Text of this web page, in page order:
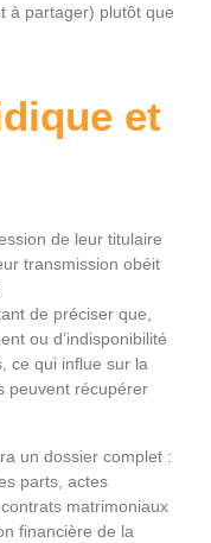
à partager) plutôt que
et
de leur titulaire
transmission obéit
de préciser que,
ou d’indisponibilité
ce qui influe sur la
peuvent récupérer
un dossier complet :
parts, actes
matrimoniaux
financière de la